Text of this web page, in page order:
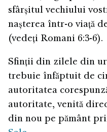
sfârșitul vechiului
nașterea într-o viață
(vedeți Romani 6:3-6).
Sfinții din zilele din
trebuie înfăptuit de
autoritatea
autoritate, venită
din nou pe pământ